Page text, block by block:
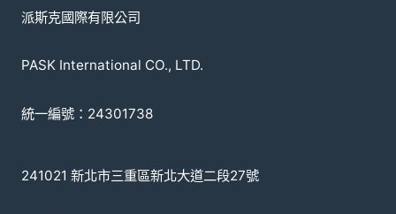
派斯克國際有限公司
PASK International CO., LTD.
統一編號：24301738
241021 新北市三重區新北大道二段27號